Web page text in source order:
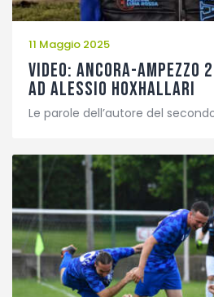
11 Maggio 2025
VIDEO: Ancora-
ad Alessio Hoxhallari
Le parole dell’autore del